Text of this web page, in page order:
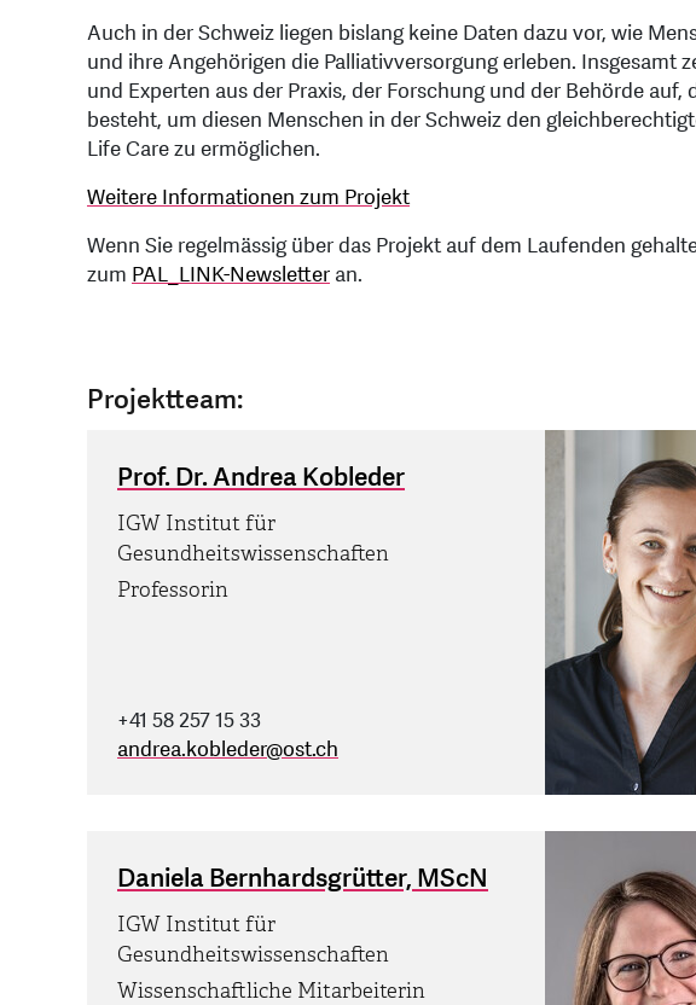
Auch in der Schweiz liegen bislang keine Daten dazu vor, wie
und ihre Angehörigen die Palliativversorgung erleben. Insgesamt
und Experten aus der Praxis, der Forschung und der Behörde
besteht, um diesen Menschen in der Schweiz den
Life Care zu ermöglichen.
Weitere Informationen zum Projekt
Wenn Sie regelmässig über das Projekt auf dem Laufenden
zum PAL_LINK-Newsletter an.
Projektteam:
Prof. Dr. Andrea Kobleder
IGW Institut für
Gesundheitswissenschaften
Professorin
+41 58 257 15 33
andrea.kobleder@ost.ch
Daniela Bernhardsgrütter, MScN
IGW Institut für
Gesundheitswissenschaften
Wissenschaftliche Mitarbeiterin